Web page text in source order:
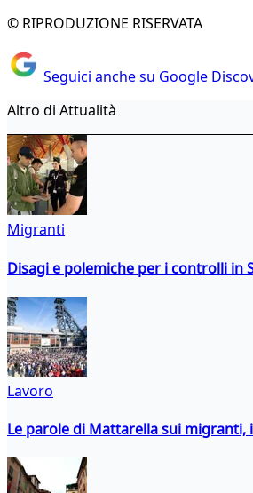
© RIPRODUZIONE RISERVATA
Seguici anche su Google
Altro di Attualità
Migranti
Disagi e polemiche per i controlli in
Lavoro
Le parole di Mattarella sui migranti,